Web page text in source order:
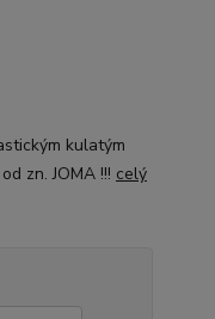
kulatým
zn. JOMA !!! celý